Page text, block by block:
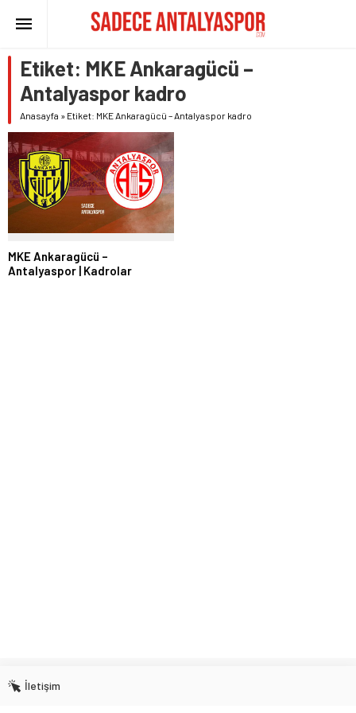
Etiket: MKE Ankaragücü –
Antalyaspor kadro
Anasayfa » Etiket: MKE Ankaragücü – Antalyaspor kadro
MKE Ankaragücü –
Antalyaspor | Kadrolar
İletişim